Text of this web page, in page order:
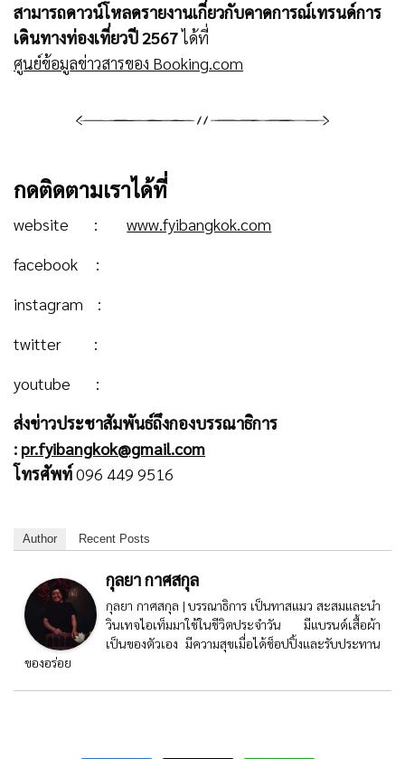
สามารถดาวน์โหลดรายงานเกี่ยวกับคาดการณ์เทรนด์การ
เดินทางท่องเที่ยวปี 2567ได้ที่
ศูนย์ข้อมูลข่าวสารของ Booking.com
กดติดตามเราได้ที่
website :www.fyibangkok.com
facebook :
instagram :
twitter :
youtube :
ส่งข่าวประชาสัมพันธ์ถึงกองบรรณาธิการ
: pr.fyibangkok@gmail.com
โทรศัพท์096 449 9516
Author Recent Posts
กุลยา กาศสกุล
กุลยา กาศสกุล | บรรณาธิการ เป็นทาสแมว สะสมและนำ
วินเทจไอเท็มมาใช้ในชีวิตประจำวัน มีแบรนด์เสื้อผ้า
เป็นของตัวเอง มีความสุขเมื่อได้ช็อปปิ้งและรับประทาน
ของอร่อย